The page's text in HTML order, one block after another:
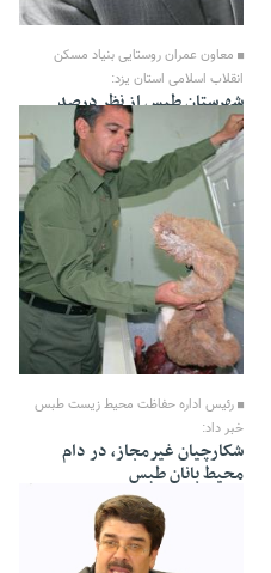
معاون عمران روستایی بنیاد مسکن
انقلاب اسلامی استان یزد:
شهرستان طبس از نظر درصد
جذب اعتبارات در سطح استان
یزد پیشتاز است.
20 Farvardin 1391 - 10:33
رئیس اداره حفاظت محیط زیست طبس
خبر داد:
شکارچیان غیرمجاز، در دام
محیط بانان طبس